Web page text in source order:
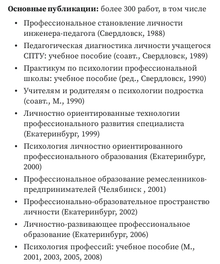
Основные публикации: более 300 работ, в том числе
Профессиональное становление личности
инженера-педагога (Свердловск, 1988)
Педагогическая диагностика личности учащегося
СПТУ: учебное пособие (соавт., Свердловск, 1989)
Практикум по психологии профессиональной
школы: учебное пособие (ред., Свердловск, 1990)
Учителям и родителям о психологии подростка
(соавт., М., 1990)
Личностно ориентированные технологии
профессионального развития специалиста
(Екатеринбург, 1999)
Психология личностно ориентированного
профессионального образования (Екатеринбург,
2000)
Профессиональное образование ремесленников-
предпринимателей (Челябинск , 2001)
Профессионально-образовательное пространство
личности (Екатеринбург, 2002)
Личностно-развивающее профессиональное
образование (Екатеринбург, 2006)
Психология профессий: учебное пособие (М.,
2001, 2003, 2005, 2008)